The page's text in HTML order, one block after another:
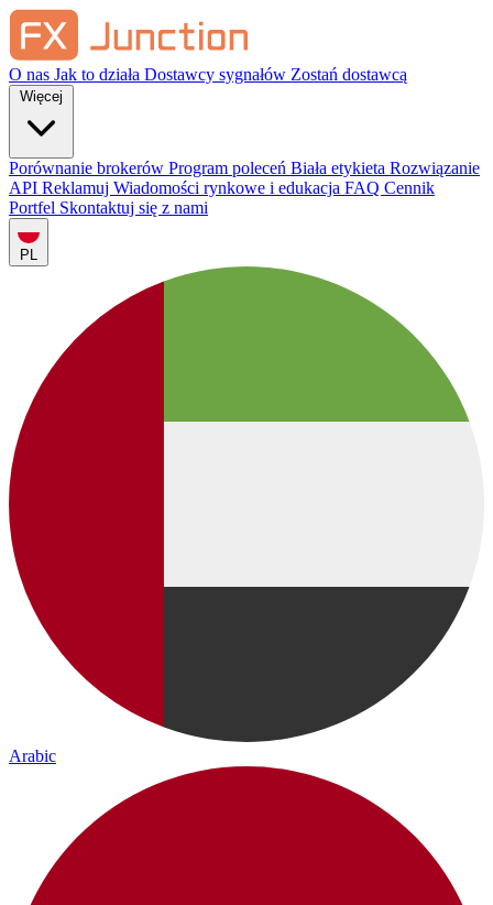
O nas Jak to działa Dostawcy sygnałów Zostań dostawcą
Porównanie brokerów Program poleceń Biała etykieta Rozwiązanie
API Reklamuj Wiadomości rynkowe i edukacja FAQ Cennik
Portfel Skontaktuj się z nami
PL
Arabic